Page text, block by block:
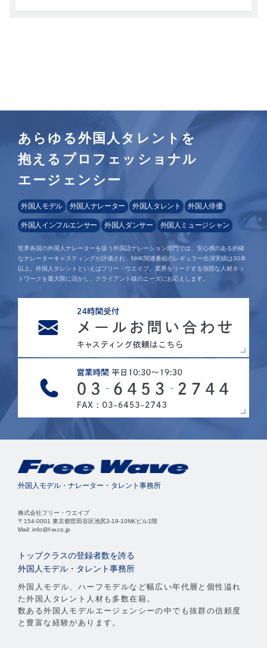
あらゆる外国人タレントを
抱えるプロフェッショナル
エージェンシー
外国人モデル 外国人ナレーター 外国人タレント 外国人俳優
外国人インフルエンサー 外国人ダンサー 外国人ミュージシャン
世界各国の外国人ナレーターを扱う外国語ナレーション部門では、安心感のある的確
なナレーターキャスティングが評価され、NHK関連番組のレギュラー出演実績は30本
以上。外国人タレントといえばフリー・ウエイブ。業界をリードする強固な人材ネッ
トワークを最大限に活かし、クライアント様のニーズにお応えします。
外国人モデル・ナレーター・タレント事務所
株式会社フリー・ウエイブ
〒154-0001 東京都世田谷区池尻3-19-10NKビル1階
Mail: info@f-w.co.jp
トップクラスの登録者数を誇る
外国人モデル・タレント事務所
外国人モデル、ハーフモデルなど幅広い年代層と個性溢れ
た外国人タレント人材も多数在籍。
数ある外国人モデルエージェンシーの中でも抜群の信頼度
と豊富な経験があります。